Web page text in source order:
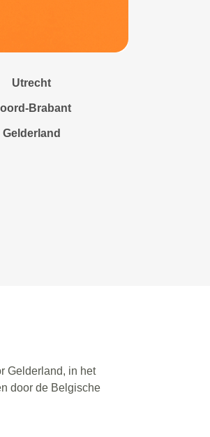
Utrecht
Brabant
Gelderland
Gelderland, in het
door de Belgische